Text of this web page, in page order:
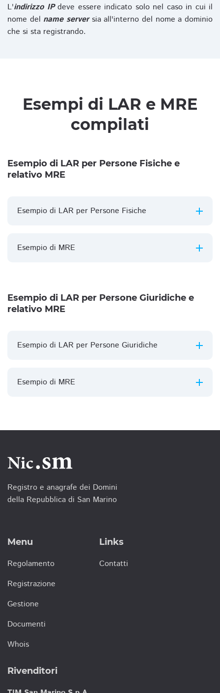
L'indirizzo IPdeve essere indicato solo nel caso in cui il
nome del name serversia all'interno del nome a dominio
che si sta registrando.
Esempi di LAR e MRE
compilati
Esempio di LAR per Persone Fisiche e
relativo MRE
Esempio di LAR per Persone Fisiche
Esempio di MRE
Esempio di LAR per Persone Giuridiche e
relativo MRE
Esempio di LAR per Persone Giuridiche
Esempio di MRE
Registro e anagrafe dei Domini
della Repubblica di San Marino
Menu
Regolamento
Registrazione
Gestione
Documenti
Whois
Links
Contatti
Rivenditori